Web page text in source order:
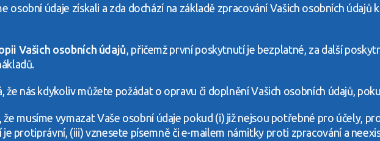
osobní údaje získali a zda dochází na základě zpracování Vašich osobních
Vašich osobních údajů, přičemž první poskytnutí je bezplatné, za další
že nás kdykoliv můžete požádat o opravu či doplnění Vašich osobních údajů,
že musíme vymazat Vaše osobní údaje pokud (i) již nejsou potřebné pro účely,
je protiprávní, (iii) vznesete písemně či e-mailem námitky proti zpracování a